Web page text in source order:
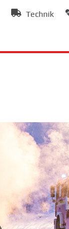
Technik